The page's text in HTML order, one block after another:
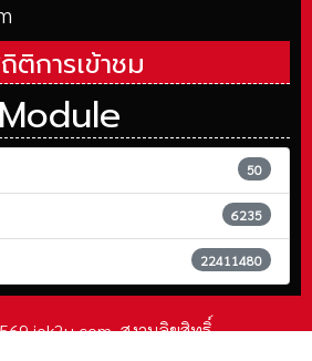
ติการเข้าชม
50
6235
22411480
iok2u.com. สงวนลิขสิทธิ์.